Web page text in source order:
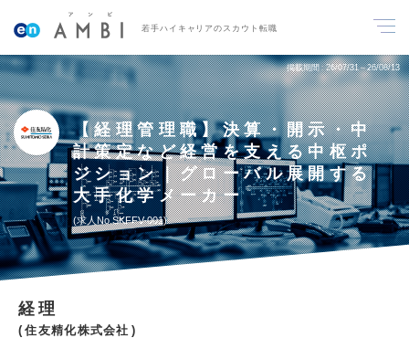
若手ハイキャリアのスカウト転職
掲載期間 26/07/31～26/08/13
【経理管理職】決算・開示・中
計策定など経営を支える中枢ポ
ジション｜グローバル展開する
大手化学メーカー
求人No.SKFFV-001
経理
住友精化株式会社